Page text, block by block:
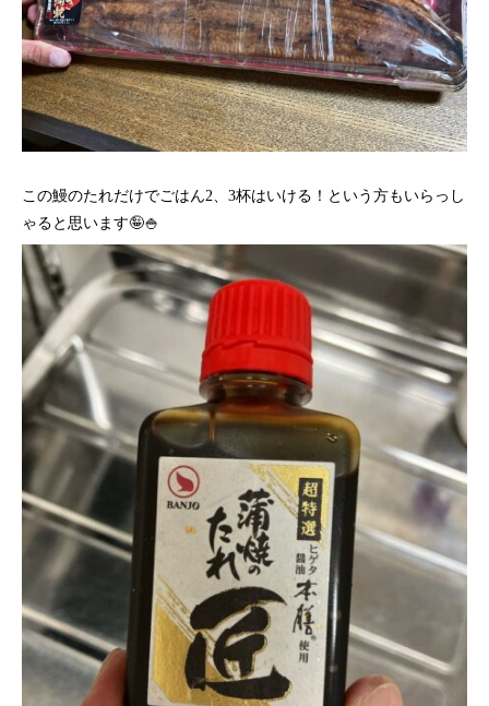
この鰻のたれだけでごはん2、3杯はいける！という方もいらっし
ゃると思います🤪🍚